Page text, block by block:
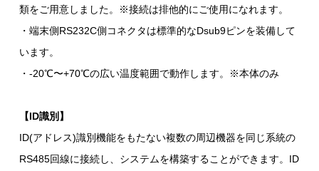
類をご用意しました。※接続は排他的にご使用になれます。
・端末側RS232C側コネクタは標準的なDsub9ピンを装備して
います。
・-20℃〜+70℃の広い温度範囲で動作します。※本体のみ
【ID識別】
ID(アドレス)識別機能をもたない複数の周辺機器を同じ系統の
RS485回線に接続し、システムを構築することができます。ID